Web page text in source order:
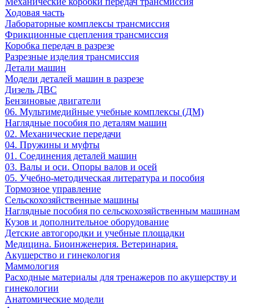
Ходовая часть
Лабораторные комплексы трансмиссия
Фрикционные сцепления трансмиссия
Коробка передач в разрезе
Разрезные изделия трансмиссия
Детали машин
Модели деталей машин в разрезе
Дизель ДВС
Бензиновые двигатели
06. Мультимедийные учебные комплексы (ДМ)
Наглядные пособия по деталям машин
02. Механические передачи
04. Пружины и муфты
01. Соединения деталей машин
03. Валы и оси. Опоры валов и осей
05. Учебно-методическая литература и пособия
Тормозное управление
Сельскохозяйственные машины
Наглядные пособия по сельскохозяйственным машинам
Кузов и дополнительное оборудование
Детские автогородки и учебные площадки
Медицина. Биоинженерия. Ветеринария.
Акушерство и гинекология
Маммология
Расходные материалы для тренажеров по акушерству и
гинекологии
Анатомические модели